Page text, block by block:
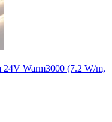
Warm3000 (7.2 W/m,